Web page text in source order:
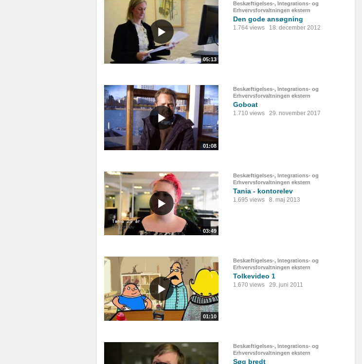
05:13
Beskæftigelses-, Integrations- og
Erhvervsforvaltningen ekstern
Den gode ansøgning
1.764 views 18. december 2012
01:08
Beskæftigelses-, Integrations- og
Erhvervsforvaltningen ekstern
Goboat
1.710 views 29. november 2017
03:49
Beskæftigelses-, Integrations- og
Erhvervsforvaltningen ekstern
Tania - kontorelev
1.695 views 8. maj 2013
01:10
Beskæftigelses-, Integrations- og
Erhvervsforvaltningen ekstern
Tolkevideo 1
1.670 views 29. juni 2011
Beskæftigelses-, Integrations- og
Erhvervsforvaltningen ekstern
Søg bredt